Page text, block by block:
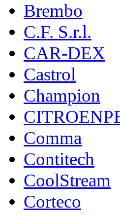
Brembo
C.F. S.r.l.
CAR-DEX
Castrol
Champion
Comma
Contitech
CoolStream
Corteco